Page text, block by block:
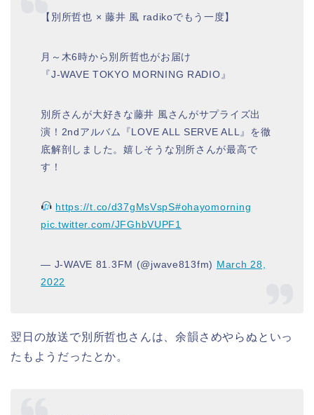
【別所哲也 × 藤井 風 radikoでもう一度】
月～木6時から別所哲也がお届け
『J-WAVE TOKYO MORNING RADIO』
別所さんが大好きな藤井 風さんがサプライズ出
演！2ndアルバム『LOVE ALL SERVE ALL』を徹
底解剖しました。嬉しそうな別所さんが最高で
す！
https://t.co/d37gMsVspS#ohayomorning
pic.twitter.com/JFGhbVUPF1
— J-WAVE 81.3FM (@jwave813fm) March 28,
2022
翌日の放送で別所哲也さんは、余韻さめやらぬといっ
たもようだったとか。